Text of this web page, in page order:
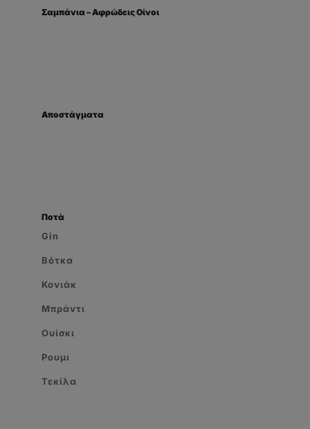
Σαμπάνια – Αφρώδεις Οίνοι
Αποστάγματα
Ποτά
Gin
Βότκα
Κονιάκ
Μπράντι
Ουίσκι
Ρουμι
Τεκίλα